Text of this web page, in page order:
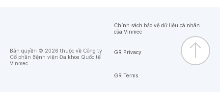
Bản quyền © 2026 thuộc về Công ty
Cổ phần Bệnh viện Đa khoa Quốc tế
Vinmec
Chính sách bảo vệ dữ liệu cá nhân
của Vinmec
GR Privacy
GR Terms